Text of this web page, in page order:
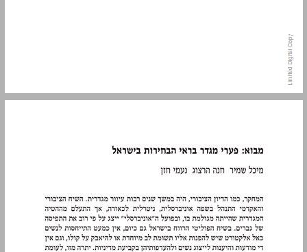
מבוא: פערי מגדר בראי הבחירות בישראל ... 11